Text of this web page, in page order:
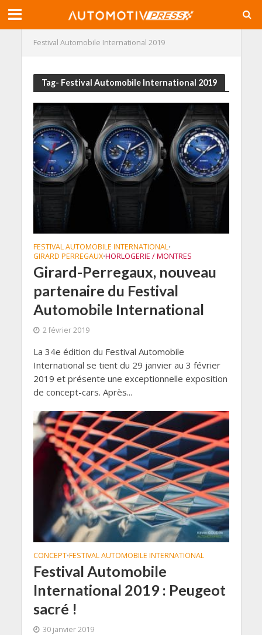
Festival Automobile International 2019
Tag- Festival Automobile International 2019
FESTIVAL AUTOMOBILE INTERNATIONAL•
GIRARD PERREGAUX•HORLOGERIE / MONTRES
Girard-Perregaux, nouveau
partenaire du Festival
Automobile International
2 février 2019
La 34e édition du Festival Automobile
International se tient du 29 janvier au 3 février
2019 et présente une exceptionnelle exposition
de concept-cars. Après...
CONCEPT•FESTIVAL AUTOMOBILE INTERNATIONAL
Festival Automobile
International 2019 : Peugeot
sacré !
30 janvier 2019